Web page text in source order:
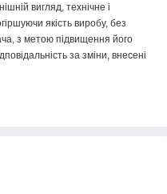
вигляд, технічне і
якість виробу, без
з метою підвищення його
за зміни, внесені